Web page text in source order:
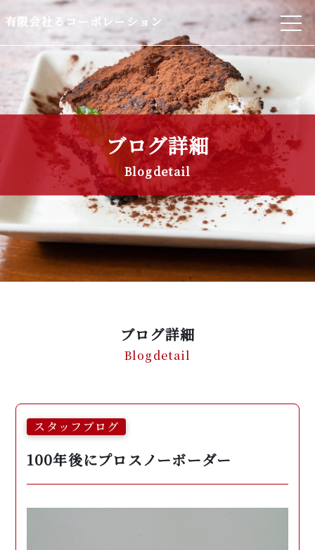
有限会社るコーポレーション
ブログ詳細
Blogdetail
ブログ詳細
Blogdetail
スタッフブログ
100年後にプロスノーボーダー